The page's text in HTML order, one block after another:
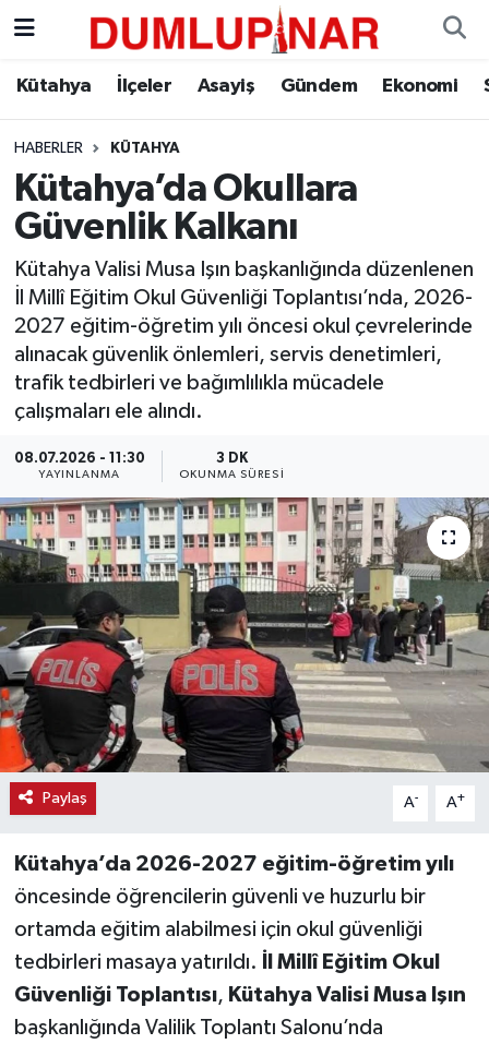
Kütahya İlçeler Asayiş Gündem Ekonomi
HABERLER KÜTAHYA
Kütahya’da Okullara
Güvenlik Kalkanı
Kütahya Valisi Musa Işın başkanlığında düzenlenen
İl Millî Eğitim Okul Güvenliği Toplantısı’nda, 2026-
2027 eğitim-öğretim yılı öncesi okul çevrelerinde
alınacak güvenlik önlemleri, servis denetimleri,
trafik tedbirleri ve bağımlılıkla mücadele
çalışmaları ele alındı.
08.07.2026 - 11:30
YAYINLANMA
3 DK
OKUNMA SÜRESI
Paylaş A- A+
Kütahya’da 2026-2027 eğitim-öğretim yılı
öncesinde öğrencilerin güvenli ve huzurlu bir
ortamda eğitim alabilmesi için okul güvenliği
tedbirleri masaya yatırıldı.
İl Millî Eğitim Okul
Güvenliği Toplantısı, Kütahya Valisi Musa Işın
başkanlığında Valilik Toplantı Salonu’nda
Asayiş
Diğer
Dünya
Ekonomi
Eleman
Emlak
Gündem
Haber
Haber İlanlar
Kültür-Sanat
Magazin
Resmi İlanlar
Sağlık
Seri İlan
Siyaset
Spor
Teknoloji
Kütahya Hava Durumu
Kütahya Trafik Yoğunluk Haritası
Süper Lig Puan Durumu ve Fikstür
Son Dakika Haberleri
Haber Arşivi